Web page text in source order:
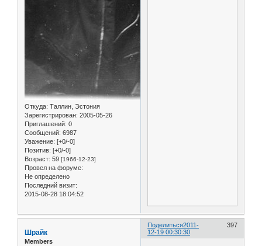
Откуда: Таллин, Эстония
Зарегистрирован: 2005-05-26
Приглашений: 0
Сообщений: 6987
Уважение: [+0/-0]
Позитив: [+0/-0]
Возраст: 59 [1966-12-23]
Провел на форуме:
Не определено
Последний визит:
2015-08-28 18:04:52
Поделиться 397
2011-
12-19 00:30:30
Шрайк
Members